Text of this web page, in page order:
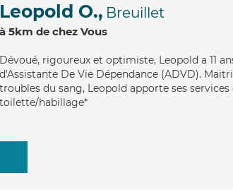
Leopold O., Breuillet
à 5km de chez Vous
Dévoué, rigoureux et optimiste, Leopold a 11
d'Assistante De Vie Dépendance (ADVD).
troubles du sang, Leopold apporte ses
toilette/habillage*